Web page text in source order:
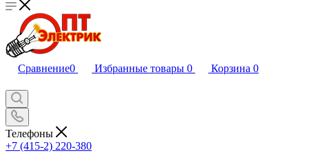
Сравнение0 Избранные товары 0 Корзина 0
Телефоны
+7 (415-2) 220-380